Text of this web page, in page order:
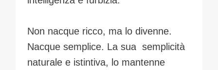
Non nacque ricco, ma lo divenne.
Nacque semplice. La sua semplicità
naturale e istintiva, lo mantenne